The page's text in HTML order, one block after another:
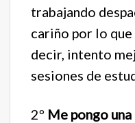
trabajando
cariño por lo
decir, intento
sesiones de
2º Me pongo